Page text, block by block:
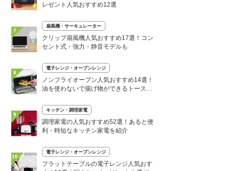
レゼント人気おすすめ12選
7
扇風機・サーキュレーター
クリップ扇風機人気おすすめ17選！コン
セント式・強力・静音モデルも
8
電子レンジ・オーブンレンジ
ノンフライオーブン人気おすすめ14選！
油を使わないで揚げ物ができるトースタ
9
キッチン・調理家電
調理家電の人気おすすめ52選！あると便
利・時短なキッチン家電を紹介
10
電子レンジ・オーブンレンジ
フラットテーブルの電子レンジ人気おす